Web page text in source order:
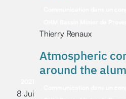
Thierry Renaux
8 Jui
Atmospheric
around the